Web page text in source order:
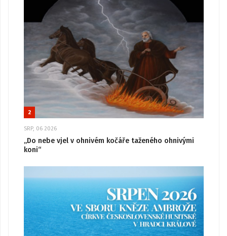
2
SRP, 06 2026
„Do nebe vjel v ohnivém kočáře taženého ohnivými
koni“